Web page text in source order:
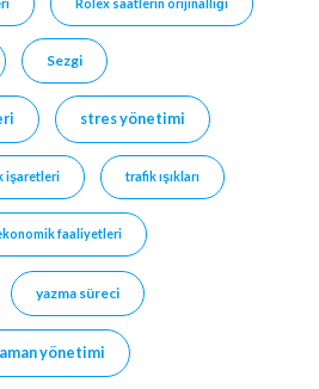
Rolex saatlerin orijinalliği
Sezgi
stres yönetimi
işaretleri trafik ışıkları
faaliyetleri
yazma süreci
yönetimi